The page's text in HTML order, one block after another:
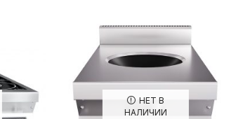
НЕТ В
НАЛИЧИИ